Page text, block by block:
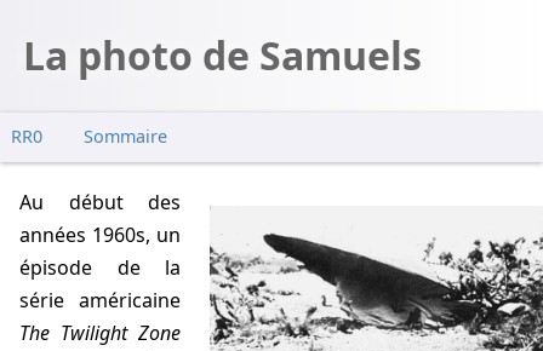
La photo de Samuels
RR0 Sommaire
Construction d'un faux (1995)
Roel van der Meulen
Sightings
Au début des
années 1960s, un
épisode de la
série américaine
The Twilight Zone